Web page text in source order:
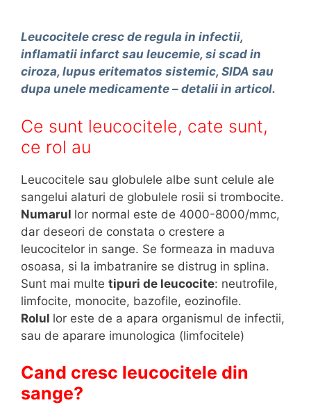
Leucocitele cresc de regula in infectii,
inflamatii infarct sau leucemie, si scad in
ciroza, lupus eritematos sistemic, SIDA sau
dupa unele medicamente – detalii in articol.
Ce sunt leucocitele, cate sunt,
ce rol au
Leucocitele sau globulele albe sunt celule ale
sangelui alaturi de globulele rosii si trombocite.
Numarul lor normal este de 4000-8000/mmc,
dar deseori de constata o crestere a
leucocitelor in sange. Se formeaza in maduva
osoasa, si la imbatranire se distrug in splina.
Sunt mai multe tipuri de leucocite: neutrofile,
limfocite, monocite, bazofile, eozinofile.
Rolul lor este de a apara organismul de infectii,
sau de aparare imunologica (limfocitele)
Cand cresc leucocitele din
sange?